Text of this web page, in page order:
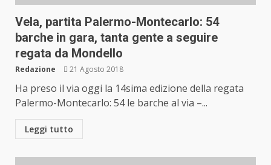
Vela, partita Palermo-Montecarlo: 54
barche in gara, tanta gente a seguire
regata da Mondello
Redazione 21 Agosto 2018
Ha preso il via oggi la 14sima edizione della regata
Palermo-Montecarlo: 54 le barche al via –...
Leggi tutto